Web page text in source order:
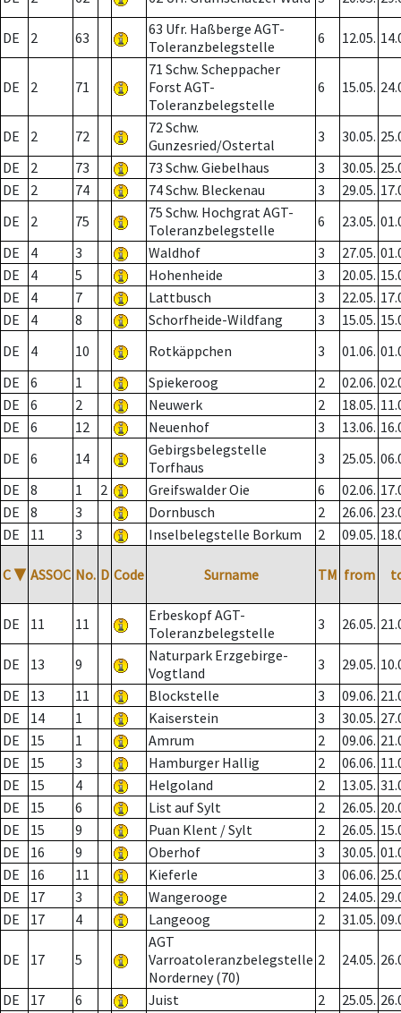
DE 2 63
63 Ufr. Haßberge AGT-
Toleranzbelegstelle
6 12.05.
DE 2 71
71 Schw. Scheppacher
Forst AGT-
Toleranzbelegstelle
6 15.05.
DE 2 72
72 Schw.
Gunzesried/Ostertal
3 30.05.
DE
2 73 73 Schw. Giebelhaus 3 30.05.
DE
2 74 74 Schw. Bleckenau 3 29.05.
DE
2 75
75 Schw. Hochgrat AGT-
Toleranzbelegstelle
6 23.05.
DE
4 3 Waldhof 3 27.05.
DE
4 5 Hohenheide 3 20.05.
DE
4 7 Lattbusch 3 22.05.
DE
4 8 Schorfheide-Wildfang 3 15.05.
DE
4 10 Rotkäppchen 3 01.06.
DE
6 1 Spiekeroog 2 02.06.
DE
6 2 Neuwerk 2 18.05.
DE
6 12 Neuenhof 3 13.06.
DE
6 14
Gebirgsbelegstelle
Torfhaus
3 25.05.
DE
8 1 2 Greifswalder Oie 6 02.06.
DE
8 3 Dornbusch 2 26.06.
DE
11 3 Inselbelegstelle Borkum 2 09.05.
C ▼ ASSOC No. D Code Surname TM from
DE 11 11
Erbeskopf AGT-
Toleranzbelegstelle
3 26.05.
DE 13 9
Naturpark Erzgebirge-
Vogtland
3 29.05.
DE
13 11 Blockstelle 3 09.06.
DE
14 1 Kaiserstein 3 30.05.
DE
15 1 Amrum 2 09.06.
DE
15 3 Hamburger Hallig 2 06.06.
DE
15 4 Helgoland 2 13.05.
DE
15 6 List auf Sylt 2 26.05.
DE
15 9 Puan Klent / Sylt 2 26.05.
DE
16 9 Oberhof 3 30.05.
DE
16 11 Kieferle 3 06.06.
DE
17 3 Wangerooge 2 24.05.
DE
17 4 Langeoog 2 31.05.
DE 17 5
AGT
Varroatoleranzbelegstelle
Norderney (70)
2 24.05.
DE 17 6 Juist 2 25.05.